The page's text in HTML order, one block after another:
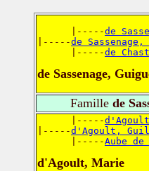
      |-----
de
|-----de
      |-----
de
de Sassenage,
Famillede
      |-----
|-----d'Agoult,
      |-----
Aube
d'Agoult, Marie